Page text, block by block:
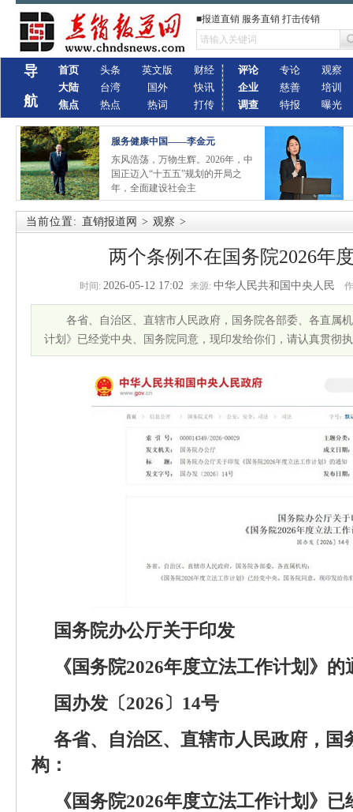
■报道直销 服务直销 打击传销
导
航
首页
大陆
焦点
头条
台湾
热点
英文版
国外
热词
财经
快讯
打传
评论
企业
调查
专论
慈善
特报
观察
培训
曝光
服务健康中国——李金元
东风浩荡，万物生辉。2026年，中
国正迈入“十五五”规划的开局之
年，全面建设社会主
当前位置: 直销报道网 > 观察 >
两个条例不在国务院2026年
时间: 2026-05-12 17:02 来源: 中华人民共和国中央人民
各省、自治区、直辖市人民政府，国务院各部委、各直
计划》已经党中央、国务院同意，现印发给你们，请认真贯彻
国务院办公厅关于印发
《国务院2026年度立法工作计划》的
国办发〔2026〕14号
各省、自治区、直辖市人民政府，国
构：
《国务院2026年度立法工作计划》